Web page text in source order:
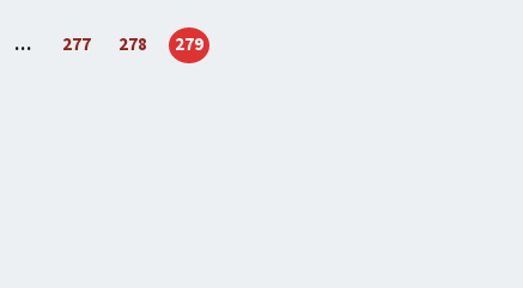
… 277 278 279